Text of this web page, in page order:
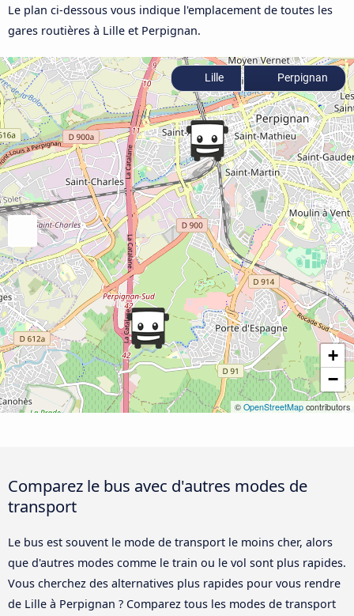
Le plan ci-dessous vous indique l'emplacement de toutes les
gares routières à Lille et Perpignan.
+
−
© OpenStreetMap contributors
Lille Perpignan
Comparez le bus avec d'autres modes de
transport
Le bus est souvent le mode de transport le moins cher, alors
que d'autres modes comme le train ou le vol sont plus rapides.
Vous cherchez des alternatives plus rapides pour vous rendre
de Lille à Perpignan ? Comparez tous les modes de transport